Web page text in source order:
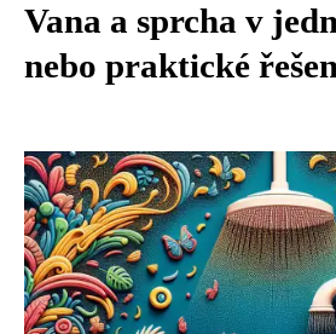
Vana a sprcha v
nebo praktické